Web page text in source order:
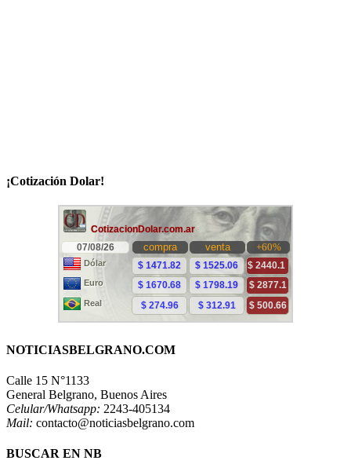
¡Cotización Dolar!
NOTICIASBELGRANO.COM
Calle 15 N°1133
General Belgrano, Buenos Aires
Celular/Whatsapp: 2243-405134
Mail: contacto@noticiasbelgrano.com
BUSCAR EN NB